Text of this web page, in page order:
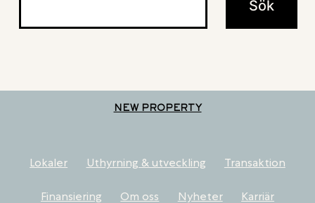
NEW PROPERTY
Lokaler Uthyrning & utveckling Transaktion
Finansiering Om oss Nyheter Karriär